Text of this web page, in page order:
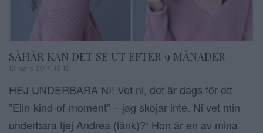
SÅHÄR KAN DET SE UT EFTER 9 MÅNADER
15 mars 2017, 16:12
HEJ UNDERBARA NI! Vet ni, det är dags för ett
”Elin-kind-of-moment” – jag skojar inte. Ni vet min
underbara tjej Andrea (länk)?! Hon är en av mina